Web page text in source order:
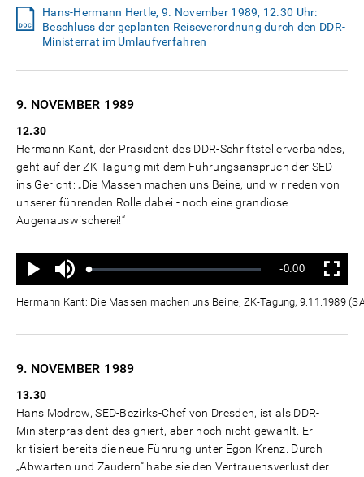
Hans-Hermann Hertle, 9. November 1989, 12.30 Uhr:
Beschluss der geplanten Reiseverordnung durch den DDR-
Ministerrat im Umlaufverfahren
9. NOVEMBER 1989
12.30
Hermann Kant, der Präsident des DDR-Schriftstellerverbandes,
geht auf der ZK-Tagung mit dem Führungsanspruch der SED
ins Gericht: „Die Massen machen uns Beine, und wir reden von
unserer führenden Rolle dabei - noch eine grandiose
Augenauswischerei!“
Wiedergabe
Ton
aus
Geladen:
Status:
Verbleibende
Zeit
-0:00 Vollbild
Hermann Kant: Die Massen machen uns Beine, ZK-Tagung, 9.11.1989
9. NOVEMBER 1989
13.30
Hans Modrow, SED-Bezirks-Chef von Dresden, ist als DDR-
Ministerpräsident designiert, aber noch nicht gewählt. Er
kritisiert bereits die neue Führung unter Egon Krenz. Durch
„Abwarten und Zaudern“ habe sie den Vertrauensverlust der